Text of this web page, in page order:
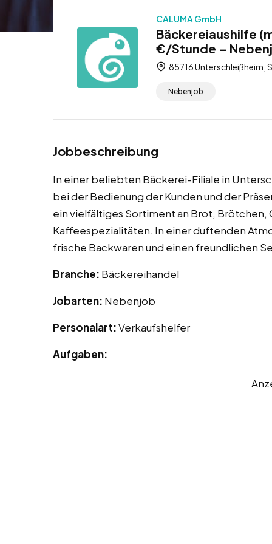
CALUMA GmbH
Bäckereiaushilfe
€/Stunde –
85716 Unterschleißheim,
Nebenjob
Jobbeschreibung
In einer beliebten Bäckerei-Filiale in
bei der Bedienung der Kunden und der
ein vielfältiges Sortiment an Brot, Brötchen,
Kaffeespezialitäten. In einer duftenden
frische Backwaren und einen freundlichen
Branche: Bäckereihandel
Jobarten: Nebenjob
Personalart:Verkaufshelfer
Aufgaben: